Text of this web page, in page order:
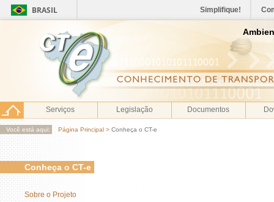
BRASIL Simplifique!
Serviços Legislação Documentos
Você está aqui: Página Principal > Conheça o CT-e
Conheça o CT-e
Sobre o Projeto